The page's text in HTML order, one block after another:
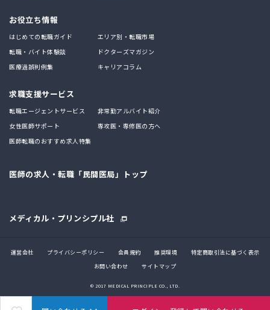
お役立ち情報
はじめての転職ガイド
エリア別・転職市場
転職・バイト体験談
ドクターズマガジン
医療過誤判例集
キャリアコラム
求職支援サービス
転職エージェントサービス
非常勤アルバイト紹介
女性医師サポート
専攻医・専修医の方へ
医師転職のおすすめ求人特集
医師の求人・転職「民間医局」トップ
メディカル・プリンシプル社
運営会社 プライバシーポリシー 会員規約 推奨環境
特定商取引法に基づく表示
お問い合わせ
サイトマップ
© 2017 MEDICAL PRINCIPLE CO., LTD.